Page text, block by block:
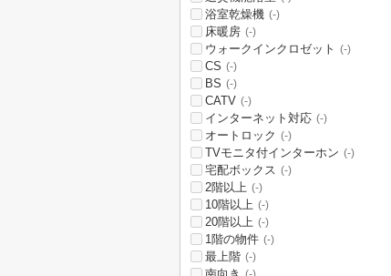
浴室乾燥機 (-)
床暖房 (-)
ウォークインクロゼット (-)
CS (-)
BS (-)
CATV (-)
インターネット対応 (-)
オートロック (-)
TVモニタ付インターホン (-)
宅配ボックス (-)
2階以上 (-)
10階以上 (-)
20階以上 (-)
1階の物件 (-)
最上階 (-)